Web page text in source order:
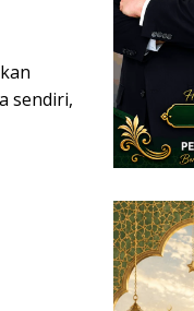
sendiri,